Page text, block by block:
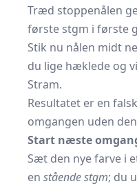
Træd stoppenålen
første stgm i første
Stik nu nålen midt
du lige hæklede og
Stram.
Resultatet er en
omgangen uden
Start næste
Sæt den nye farve i
en stående stgm; du